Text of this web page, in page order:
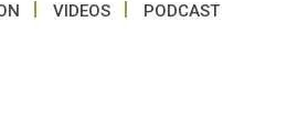
VIDEOS PODCAST